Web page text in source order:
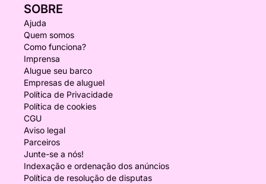
SOBRE
Ajuda
Quem somos
Como funciona?
Imprensa
Alugue seu barco
Empresas de aluguel
Política de Privacidade
Política de cookies
CGU
Aviso legal
Parceiros
Junte-se a nós!
Indexação e ordenação dos anúncios
Política de resolução de disputas